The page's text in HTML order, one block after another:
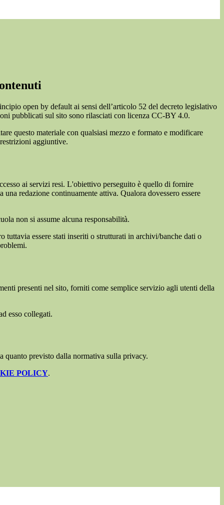
open by default ai sensi dell’articolo 52 del decreto legislativo
pubblicati sul sito sono rilasciati con licenza CC-BY 4.0.
questo materiale con qualsiasi mezzo e formato e modificare
aggiuntive.
ai servizi resi. L'obiettivo perseguito è quello di fornire
redazione continuamente attiva. Qualora dovessero essere
non si assume alcuna responsabilità.
essere stati inseriti o strutturati in archivi/banche dati o
presenti nel sito, forniti come semplice servizio agli utenti della
esso collegati.
quanto previsto dalla normativa sulla privacy.
POLICY.